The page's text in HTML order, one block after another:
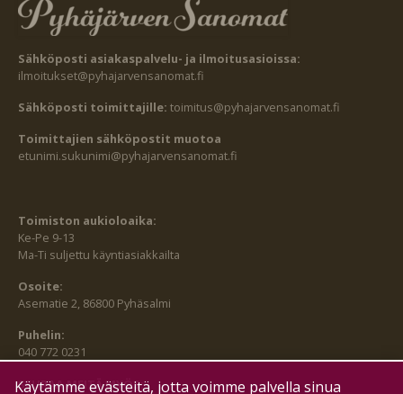
Sähköposti asiakaspalvelu- ja ilmoitusasioissa:
ilmoitukset@pyhajarvensanomat.fi
Sähköposti toimittajille: toimitus@pyhajarvensanomat.fi
Toimittajien sähköpostit muotoa
etunimi.sukunimi@pyhajarvensanomat.fi
Toimiston aukioloaika:
Ke-Pe 9-13
Ma-Ti suljettu käyntiasiakkailta
Osoite:
Asematie 2, 86800 Pyhäsalmi
Puhelin:
040 772 0231
SEURAA MEITÄ MYÖS:
Käytämme evästeitä, jotta voimme palvella sinua